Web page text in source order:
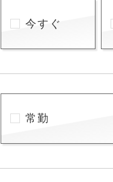
今すぐ
常勤